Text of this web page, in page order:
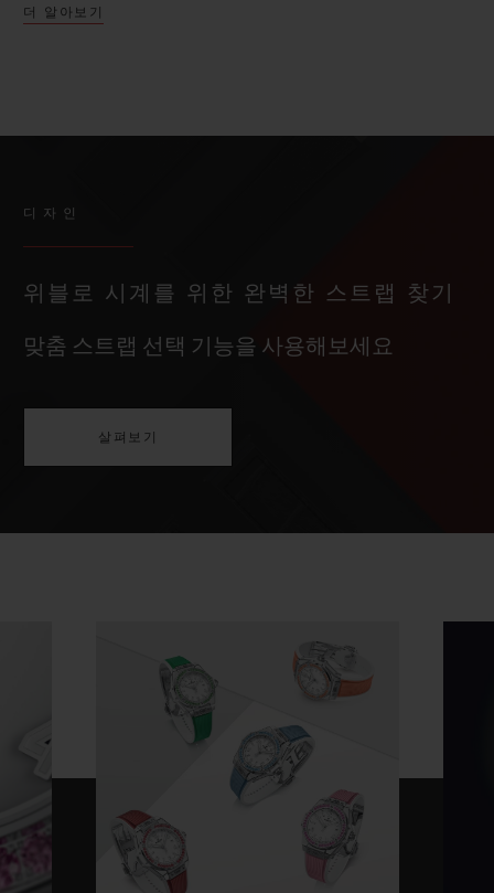
더 알아보기
디자인
위블로 시계를 위한 완벽한 스트랩 찾기
맞춤 스트랩 선택 기능을 사용해보세요
살펴보기